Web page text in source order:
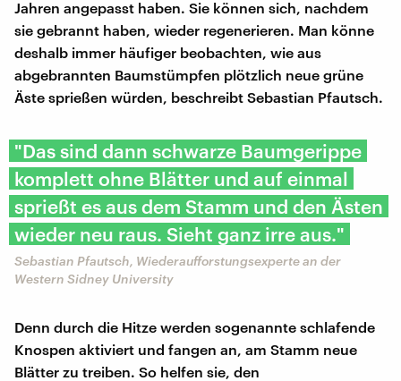
Jahren angepasst haben. Sie können sich, nachdem
sie gebrannt haben, wieder regenerieren. Man könne
deshalb immer häufiger beobachten, wie aus
abgebrannten Baumstümpfen plötzlich neue grüne
Äste sprießen würden, beschreibt Sebastian Pfautsch.
"Das sind dann schwarze Baumgerippe
komplett ohne Blätter und auf einmal
sprießt es aus dem Stamm und den Ästen
wieder neu raus. Sieht ganz irre aus."
Sebastian Pfautsch, Wiederaufforstungsexperte an der
Western Sidney University
Denn durch die Hitze werden sogenannte schlafende
Knospen aktiviert und fangen an, am Stamm neue
Blätter zu treiben. So helfen sie, den